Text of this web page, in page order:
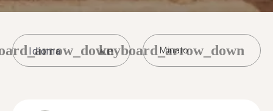
Minato
keyboard_arrow_down